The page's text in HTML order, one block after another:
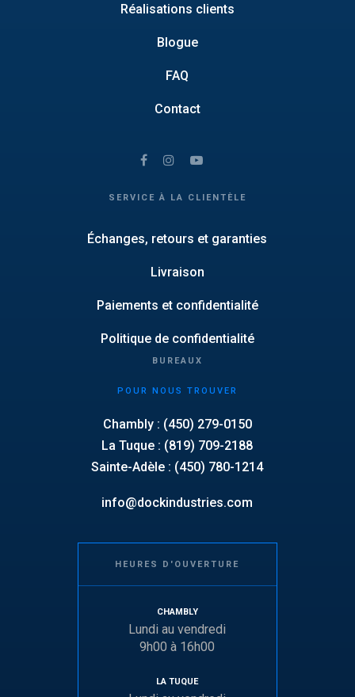
Réalisations clients
Blogue
FAQ
Contact
SERVICE À LA CLIENTÈLE
Échanges, retours et garanties
Livraison
Paiements et confidentialité
Politique de confidentialité
BUREAUX
POUR NOUS TROUVER
Chambly : (450) 279-0150
La Tuque : (819) 709-2188
Sainte-Adèle : (450) 780-1214
info@dockindustries.com
HEURES D'OUVERTURE
CHAMBLY
Lundi au vendredi
9h00 à 16h00
LA TUQUE